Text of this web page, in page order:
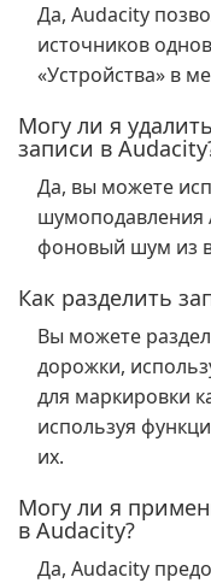
Да, Audacity
источников
«Устройства» в
Могу ли я
записи в
Да, вы можете
шумоподавления
фоновый шум из
Как разделить
Вы можете
дорожки,
для маркировки
используя
их.
Могу ли я
в Audacity?
Да, Audacity